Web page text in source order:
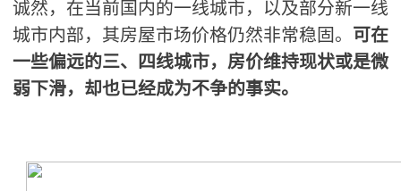
诚然，在当前国内的一线城市，以及部分新一线
城市内部，其房屋市场价格仍然非常稳固。 可在
一些偏远的三、四线城市，房价维持现状或是微
弱下滑，却也已经成为不争的事实。